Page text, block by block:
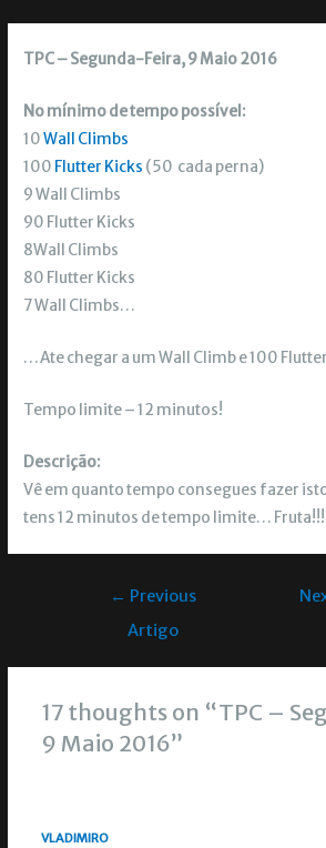
TPC – Segunda-Feira, 9 Maio 2016
No mínimo de tempo possível:
10Wall Climbs
100 Flutter Kicks (50 cada perna)
9 Wall Climbs
90 Flutter Kicks
8Wall Climbs
80 Flutter Kicks
7 Wall Climbs…
…Ate chegar a um Wall Climb e 100
Tempo limite – 12 minutos!
Descrição:
Vê em quanto tempo consegues fazer
tens 12 minutos de tempo limite… Fruta!!!
← Previous
Artigo
17 thoughts on “TPC –
9 Maio 2016”
VLADIMIRO